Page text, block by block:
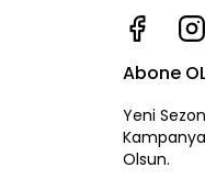
Abone
Yeni
Olsun.